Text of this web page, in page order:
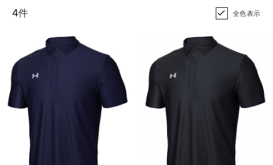
4件 全色表示